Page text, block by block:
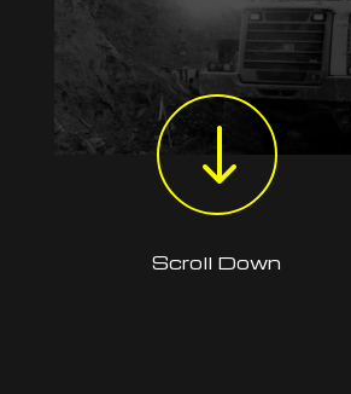
"
Scroll Down